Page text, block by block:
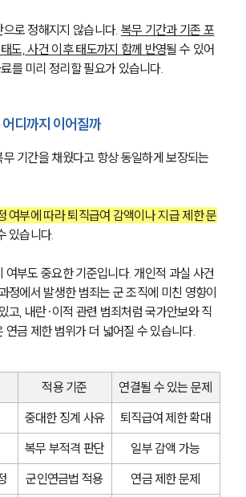
로 정해지지 않습니다. 복무 기간과 기존 포
도, 사건 이후 태도까지 함께 반영될 수 있어
를 미리 정리할 필요가 있습니다.
디까지 이어질까
기간을 채웠다고 항상 동일하게 보장되는
여부에 따라 퇴직급여 감액이나 지급 제한 문
있습니다.
여부도 중요한 기준입니다. 개인적 과실 사건
정에서 발생한 범죄는 군 조직에 미친 영향이
고, 내란·이적 관련 범죄처럼 국가안보와 직
연금 제한 범위가 더 넓어질 수 있습니다.
적용 기준
연결될 수 있는 문제
중대한 징계 사유
퇴직급여 제한 확대
복무 부적격 판단
일부 감액 가능
군인연금법 적용
연금 제한 문제